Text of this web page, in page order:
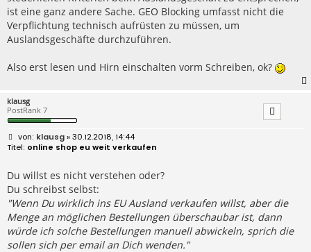
ist eine ganz andere Sache. GEO Blocking umfasst nicht die
Verpflichtung technisch aufrüsten zu müssen, um
Auslandsgeschäfte durchzuführen.
Also erst lesen und Hirn einschalten vorm Schreiben, ok?
klausg
PostRank 7
B
e
r
a
g
klausg» 30.12.2018, 14:44
online shop eu weit verkaufen
Du willst es nicht verstehen oder?
Du schreibst selbst:
"Wenn Du wirklich ins EU Ausland verkaufen willst, aber die
Menge an möglichen Bestellungen überschaubar ist, dann
würde ich solche Bestellungen manuell abwickeln, sprich die
sollen sich per email an Dich wenden."